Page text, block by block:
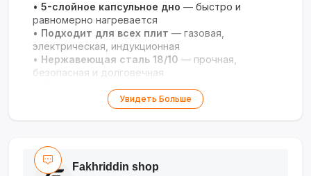
• 5-слойное капсульное дно — быстро и
равномерно нагревается
• Подходит для всех плит — газовая,
электрическая, индукционная
• Нержавеющая сталь 18/10 — прочная,
безопасная и долговечная
Еда не пригорает— качественное дно для
Идеальная кастрюля для вкусных и здоровых
блюд!
Увидеть Больше
Fakhriddin shop